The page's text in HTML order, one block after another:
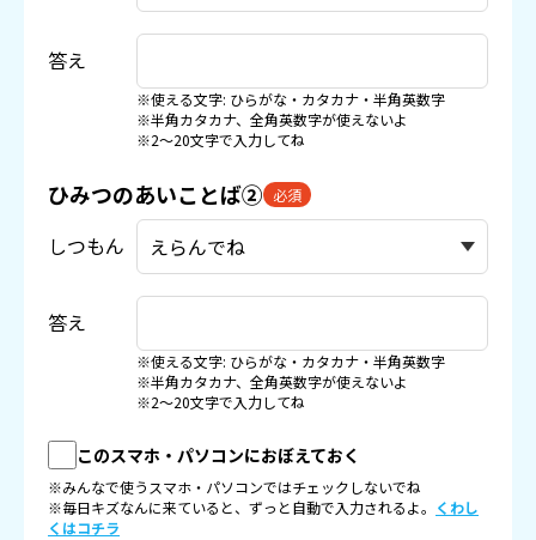
答え
※使える文字: ひらがな・カタカナ・半角英数字
※半角カタカナ、全角英数字が使えないよ
※2〜20文字で入力してね
ひみつのあいことば② 必須
しつもん
答え
※使える文字: ひらがな・カタカナ・半角英数字
※半角カタカナ、全角英数字が使えないよ
※2〜20文字で入力してね
このスマホ・パソコンにおぼえておく
※みんなで使うスマホ・パソコンではチェックしないでね
※毎日キズなんに来ていると、ずっと自動で入力されるよ。 くわし
くはコチラ